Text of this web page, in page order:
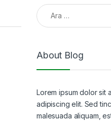
Arama:
About Blog
Lorem ipsum dolor sit
adipiscing elit. Sed
malesuada aliquam,